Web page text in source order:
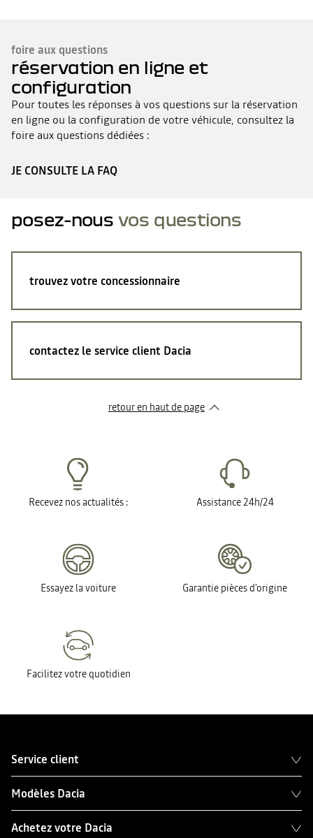
foire aux questions
réservation en ligne et
configuration
Pour toutes les réponses à vos questions sur la réservation
en ligne ou la configuration de votre véhicule, consultez la
foire aux questions dédiées :
JE CONSULTE LA FAQ
posez-nous vos questions
trouvez votre concessionnaire
contactez le service client Dacia
retour en haut de page​
Recevez nos actualités : Assistance 24h/24
Essayez la voiture Garantie pièces d'origine
Facilitez votre quotidien
Service client
Modèles Dacia
Achetez votre Dacia